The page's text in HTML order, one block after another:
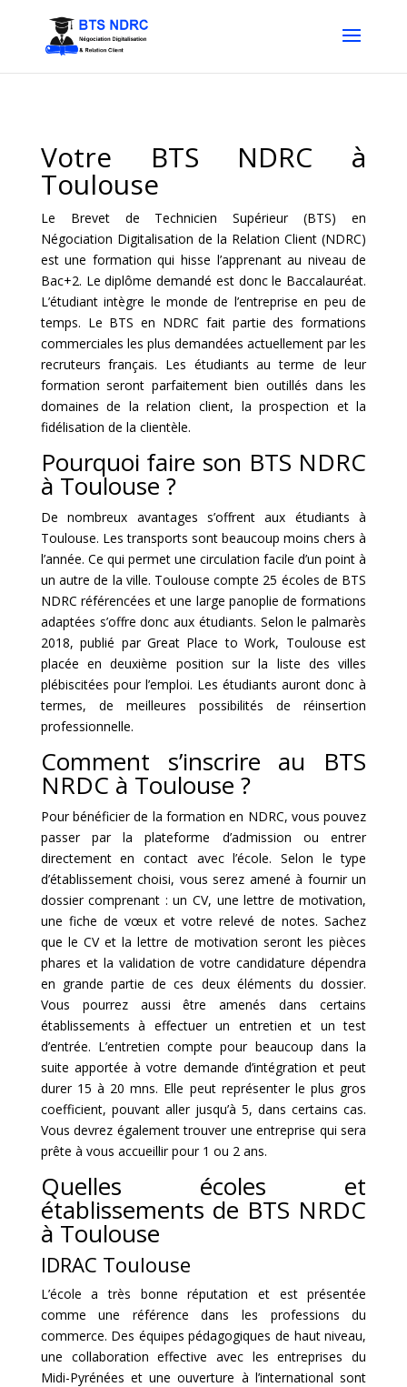
Votre BTS NDRC à
Toulouse
Le Brevet de Technicien Supérieur (BTS) en
Négociation Digitalisation de la Relation Client (NDRC)
est une formation qui hisse l’apprenant au niveau de
Bac+2. Le diplôme demandé est donc le Baccalauréat.
L’étudiant intègre le monde de l’entreprise en peu de
temps. Le BTS en NDRC fait partie des formations
commerciales les plus demandées actuellement par les
recruteurs français. Les étudiants au terme de leur
formation seront parfaitement bien outillés dans les
domaines de la relation client, la prospection et la
fidélisation de la clientèle.
Pourquoi faire son BTS NDRC
à Toulouse ?
De nombreux avantages s’offrent aux étudiants à
Toulouse. Les transports sont beaucoup moins chers à
l’année. Ce qui permet une circulation facile d’un point à
un autre de la ville. Toulouse compte 25 écoles de BTS
NDRC référencées et une large panoplie de formations
adaptées s’offre donc aux étudiants. Selon le palmarès
2018, publié par Great Place to Work, Toulouse est
placée en deuxième position sur la liste des villes
plébiscitées pour l’emploi. Les étudiants auront donc à
termes, de meilleures possibilités de réinsertion
professionnelle.
Comment s’inscrire au BTS
NRDC à Toulouse ?
Pour bénéficier de la formation en NDRC, vous pouvez
passer par la plateforme d’admission ou entrer
directement en contact avec l’école. Selon le type
d’établissement choisi, vous serez amené à fournir un
dossier comprenant : un CV, une lettre de motivation,
une fiche de vœux et votre relevé de notes. Sachez
que le CV et la lettre de motivation seront les pièces
phares et la validation de votre candidature dépendra
en grande partie de ces deux éléments du dossier.
Vous pourrez aussi être amenés dans certains
établissements à effectuer un entretien et un test
d’entrée. L’entretien compte pour beaucoup dans la
suite apportée à votre demande d’intégration et peut
durer 15 à 20 mns. Elle peut représenter le plus gros
coefficient, pouvant aller jusqu’à 5, dans certains cas.
Vous devrez également trouver une entreprise qui sera
prête à vous accueillir pour 1 ou 2 ans.
Quelles écoles et
établissements de BTS NRDC
à Toulouse
IDRAC Toulouse
L’école a très bonne réputation et est présentée
comme une référence dans les professions du
commerce. Des équipes pédagogiques de haut niveau,
une collaboration effective avec les entreprises du
Midi-Pyrénées et une ouverture à l’international sont